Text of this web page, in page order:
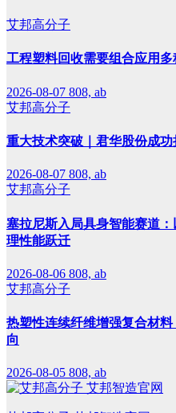
艾邦高分子
工程塑料回收需要组合应用多
2026-08-07 808, ab
艾邦高分子
重大技术突破｜君华股份成
2026-08-07 808, ab
艾邦高分子
塞拉尼斯入局具身智能赛道
理性能跃迁
2026-08-06 808, ab
艾邦高分子
热塑性连续纤维增强复合材
向
2026-08-05 808, ab